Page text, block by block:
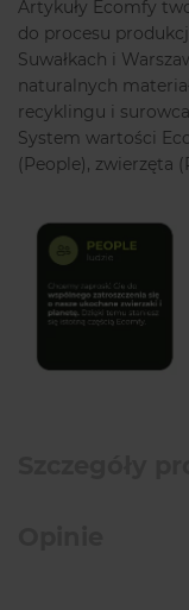
Artykuły Ecomfy
do procesu
Suwałkach i
naturalnych
recyklingu i
System wartości
(People), zwierzęta